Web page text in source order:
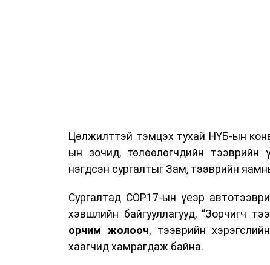
Цөлжилттэй тэмцэх тухай НҮБ-ын
ын зочид, төлөөлөгчдийн тээврийн
нэгдсэн сургалтыг Зам, тээврийн
Сургалтад COP17-ын үеэр
хэвшлийн байгууллагууд, “Зорчигч
орчим жолооч, тээврийн
хаагчид хамрагдаж байна.